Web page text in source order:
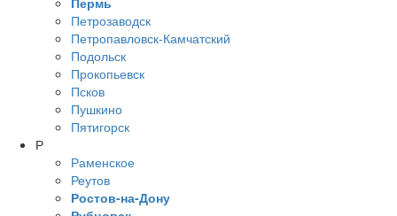
Петрозаводск
Петропавловск-Камчатский
Подольск
Прокопьевск
Псков
Пушкино
Пятигорск
Р
Раменское
Реутов
Ростов-на-Дону